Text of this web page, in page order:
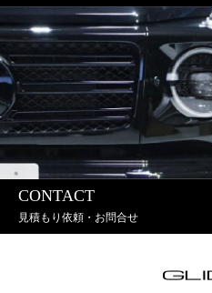
CONTACT
見積もり依頼・お問合せ